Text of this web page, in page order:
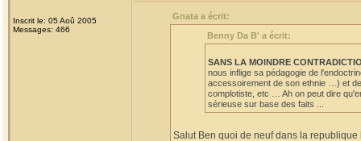
Inscrit le: 05 Aoû 2005
Messages: 466
Gnata a écrit:
Benny Da B' a écrit:
SANS LA MOINDRE
nous inflige sa pédagogie de
accessoirement de son ethnie …) et
complotiste, etc … Ah on peut dire
sérieuse sur base des faits ...
Salut Ben quoi de neuf dans la